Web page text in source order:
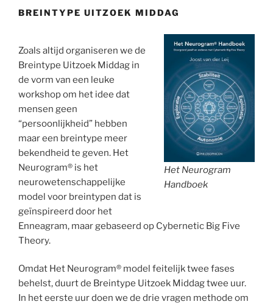
BREINTYPE UITZOEK MIDDAG
Het Neurogram
Handboek
Zoals altijd organiseren we de
Breintype Uitzoek Middag in
de vorm van een leuke
workshop om het idee dat
mensen geen
“persoonlijkheid” hebben
maar een breintype meer
bekendheid te geven. Het
Neurogram® is het
neurowetenschappelijke
model voor breintypen dat is
geïnspireerd door het
Enneagram, maar gebaseerd op Cybernetic Big Five
Theory.
Omdat Het Neurogram® model feitelijk twee fases
behelst, duurt de Breintype Uitzoek Middag twee uur.
In het eerste uur doen we de drie vragen methode om